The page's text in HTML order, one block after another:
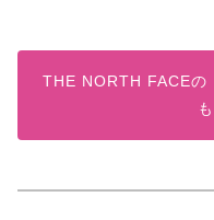
THE NORTH FACEの